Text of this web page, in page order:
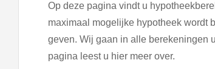
Op deze pagina vindt u
maximaal mogelijke hypotheek wordt
geven. Wij gaan in alle berekeningen
pagina leest u hier meer over.